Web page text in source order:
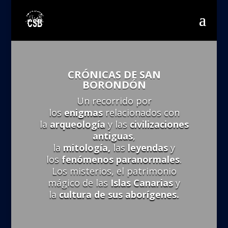
CRÓNICAS DE SAN
BORONDÓN
Un recorrido por
los enigmasrelacionados con
la arqueologíay las civilizaciones
antiguas,
la mitología, las leyendasy
los fenómenos paranormales.
Los misterios, el patrimonio
mágico de las Islas Canarias y
la cultura de sus aborígenes.